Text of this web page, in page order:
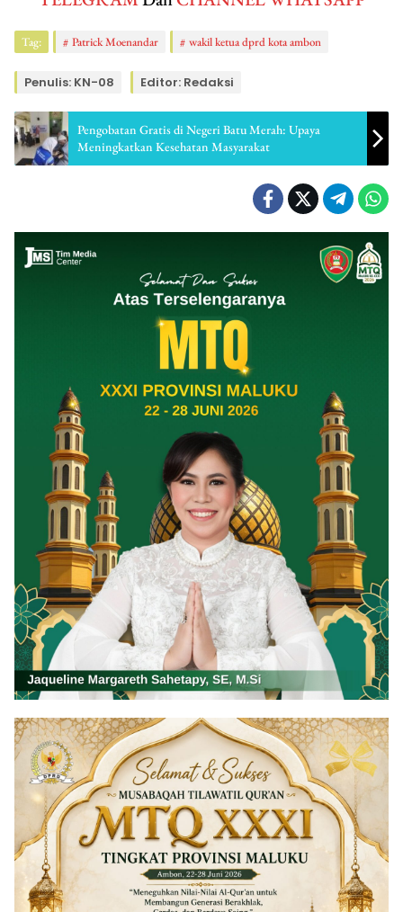
Tag: Patrick Moenandar wakil ketua dprd kota ambon
Penulis: KN-08 Editor: Redaksi
Pengobatan Gratis di Negeri Batu Merah: Upaya
Meningkatkan Kesehatan Masyarakat